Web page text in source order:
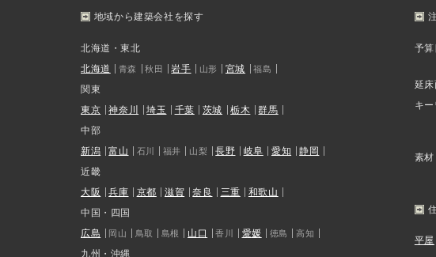
地域から建築会社を探す
北海道・東北
北海道
青森 秋田 岩手 山形 宮城 福島
関東
東京
神奈川 埼玉 千葉 茨城 栃木
群馬
中部
新潟
富山 石川 福井 山梨 長野 岐阜 愛知
静岡
近畿
大阪
兵庫 京都 滋賀 奈良 三重
和歌山
中国・四国
広島
岡山 鳥取 島根 山口 香川 愛媛 徳島 高知
九州・沖縄
予
延
キ
素材
平屋